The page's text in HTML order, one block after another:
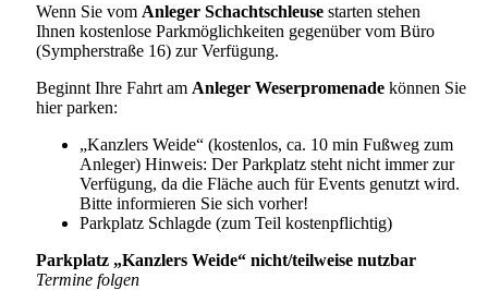
Wenn Sie vom Anleger Schachtschleuse starten stehen
Ihnen kostenlose Parkmöglichkeiten gegenüber vom Büro
(Sympherstraße 16) zur Verfügung.
Beginnt Ihre Fahrt am Anleger Weserpromenade können Sie
hier parken:
„Kanzlers Weide“ (kostenlos, ca. 10 min Fußweg zum
Anleger) Hinweis: Der Parkplatz steht nicht immer zur
Verfügung, da die Fläche auch für Events genutzt wird.
Bitte informieren Sie sich vorher!
Parkplatz Schlagde (zum Teil kostenpflichtig)
Parkplatz „Kanzlers Weide“ nicht/teilweise nutzbar
Termine folgen